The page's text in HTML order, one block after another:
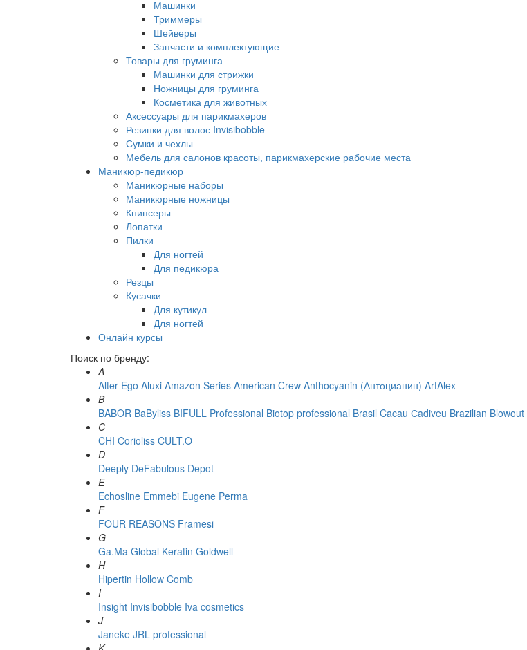
Машинки
Триммеры
Шейверы
Запчасти и комплектующие
Товары для груминга
Машинки для стрижки
Ножницы для груминга
Косметика для животных
Аксессуары для парикмахеров
Резинки для волос Invisibobble
Сумки и чехлы
Мебель для салонов красоты, парикмахерские рабочие места
Маникюр-педикюр
Маникюрные наборы
Маникюрные ножницы
Книпсеры
Лопатки
Пилки
Для ногтей
Для педикюра
Резцы
Кусачки
Для кутикул
Для ногтей
Онлайн курсы
Поиск по бренду:
A
Alter Ego Aluxi Amazon Series American Crew Anthocyanin (Антоцианин) ArtAlex
B
BABOR BaByliss BIFULL Professional Biotop professional Brasil Cacau Сadiveu Brazilian Blowout
C
CHI Corioliss CULT.O
D
Deeply DeFabulous Depot
E
Echosline Emmebi Eugene Perma
F
FOUR REASONS Framesi
G
Ga.Ma Global Keratin Goldwell
H
Hipertin Hollow Comb
I
Insight Invisibobble Iva cosmetics
J
Janeke JRL professional